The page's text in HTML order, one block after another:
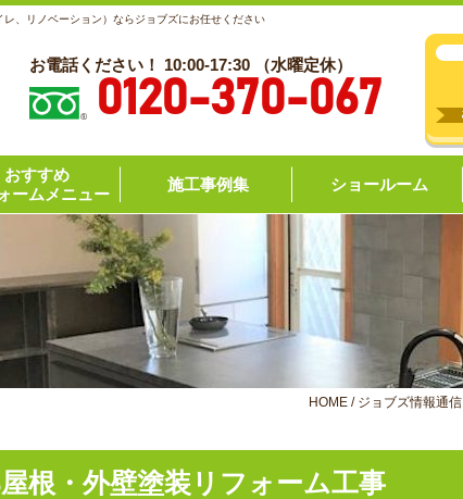
、リノベーション）ならジョブズにお任せください
お電話ください！ 10:00-17:30 （水曜定休）
0120-370-067
おすすめ
ームメニュー
施工事例集 ショールーム
HOME / ジョブズ情報通信
根・外壁塗装リフォーム工事